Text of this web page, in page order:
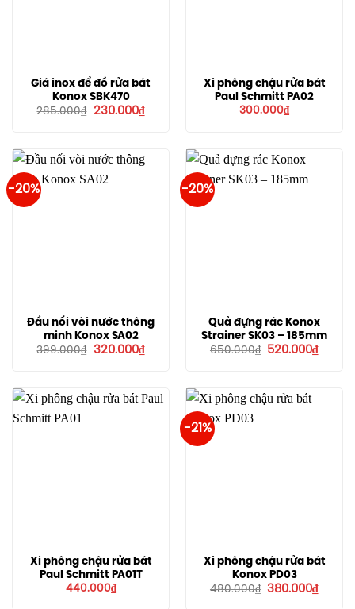
Giá inox để đồ rửa bát
Konox SBK470
285.000₫
Giá
230.000₫Giá
230.000₫.
Xi phông chậu rửa bát
Paul Schmitt PA02
300.000₫
-20%
Đầu nối vòi nước thông
minh Konox SA02
399.000₫
Giá
320.000₫Giá
320.000₫.
-20%
Quả đựng rác Konox
Strainer SK03 – 185mm
650.000₫
Giá
520.000₫Giá
Xi phông chậu rửa bát
Paul Schmitt PA01T
440.000₫
-21%
Xi phông chậu rửa bát
Konox PD03
480.000₫ Giá
380.000₫Giá